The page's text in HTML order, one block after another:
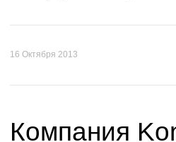
16 Октября 2013
Компания